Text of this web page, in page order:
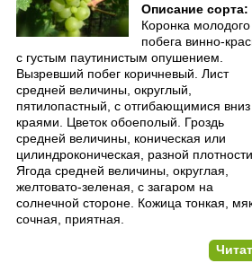
Описание сорта:
Коронка молодого
побега винно-
с густым паутинис­тым опушением.
Вызревший побег коричневый. Лист
средней величины, округлый,
пятилопастный, с отгибающимися вниз
края­ми. Цветок обоеполый. Гроздь
средней величины, коническая или
цилиндроконическая, разной
Ягода средней величины, округлая,
желтовато-зеленая, с загаром на
солнечной стороне. Ко­жица тонкая,
сочная, приятная.